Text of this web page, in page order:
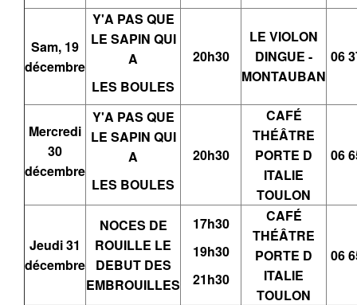
Sam, 19
décembre
Y'A PAS QUE
LE SAPIN QUI
A
LES BOULES
20h30
LE VIOLON
DINGUE -
MONTAUBAN
06
Mercredi
30
décembre
Y'A PAS QUE
LE SAPIN QUI
A
LES BOULES
20h30
CAFÉ
THÉÂTRE
PORTE D
ITALIE
TOULON
06
Jeudi 31
décembre
NOCES DE
ROUILLE LE
DEBUT DES
EMBROUILLES
17h30
19h30
21h30
CAFÉ
THÉÂTRE
PORTE D
ITALIE
TOULON
06